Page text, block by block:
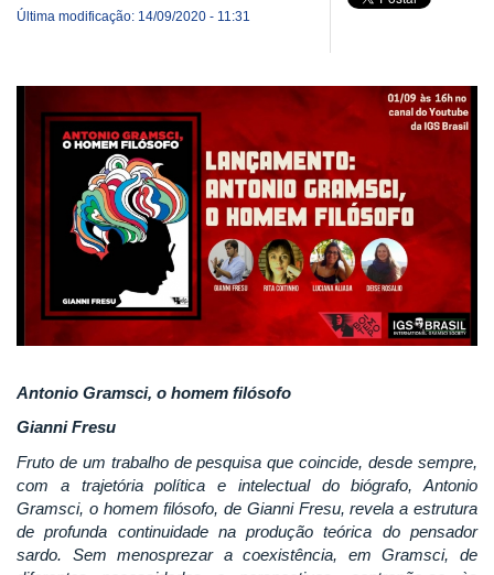
Última modificação: 14/09/2020 - 11:31
Antonio Gramsci, o homem filósofo
Gianni Fresu
Fruto de um trabalho de pesquisa que coincide, desde sempre,
com a trajetória política e intelectual do biógrafo, Antonio
Gramsci, o homem filósofo, de Gianni Fresu, revela a estrutura
de profunda continuidade na produção teórica do pensador
sardo. Sem menosprezar a coexistência, em Gramsci, de